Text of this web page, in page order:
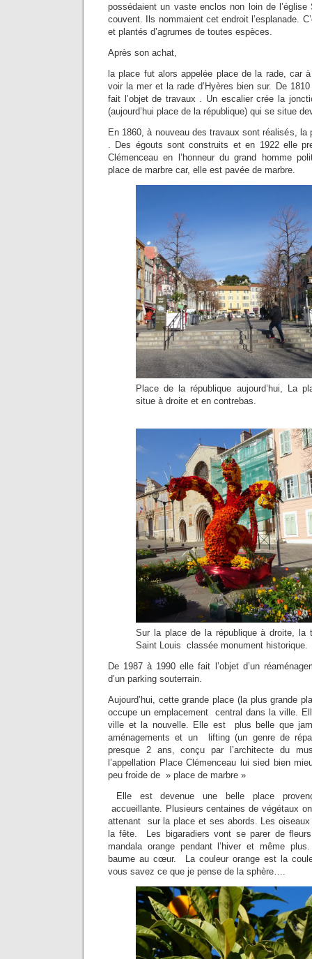
possédaient un vaste enclos non loin de
couvent. Ils nommaient cet endroit l’esplanade.
et plantés d’agrumes de toutes espèces.
Après son achat,
la place fut alors appelée place de la rade, car
voir la mer et la rade d’Hyères bien sur. De
fait l’objet de travaux . Un escalier crée la
(aujourd’hui place de la république) qui se situe
En 1860, à nouveau des travaux sont réalisés, la
. Des égouts sont construits et en 1922 elle
Clémenceau en l’honneur du grand homme
place de marbre car, elle est pavée de marbre.
Place de la république aujourd’hui, La
situe à droite et en contrebas.
Sur la place de la république à droite, la
Saint Louis classée monument historique.
De 1987 à 1990 elle fait l’objet d’un
d’un parking souterrain.
Aujourd’hui, cette grande place (la plus grande
occupe un emplacement central dans la ville.
ville et la nouvelle. Elle est plus belle que
aménagements et un lifting (un genre de
presque 2 ans, conçu par l’architecte du
l’appellation Place Clémenceau lui sied bien
peu froide de » place de marbre »
Elle est devenue une belle place
accueillante. Plusieurs centaines de végétaux
attenant sur la place et ses abords. Les
la fête. Les bigaradiers vont se parer de
mandala orange pendant l’hiver et même
baume au cœur. La couleur orange est la
vous savez ce que je pense de la sphère….